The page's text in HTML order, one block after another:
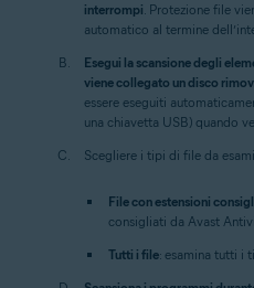
interrompi. Protezione file
automatico al termine
Esegui la scansione degli
viene collegato un disco
essere eseguiti
una chiavetta USB) quando
Scegliere i tipi di file da
File con estensioni
consigliati da Avast
Tutti i file: esamina tutti i